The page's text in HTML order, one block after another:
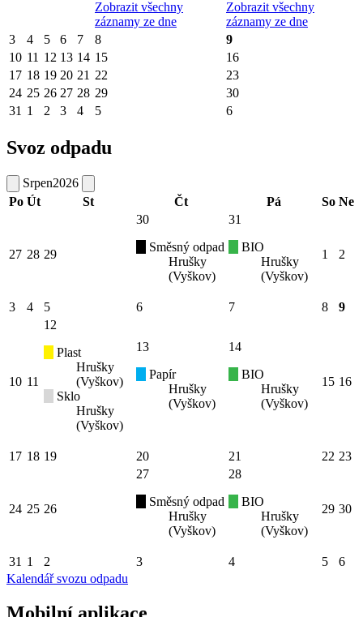
Zobrazit všechny
záznamy ze dne
Zobrazit všechny
záznamy ze dne
3
4 5 6 7 8
9
10 11 12 13 14 15
16
17 18 19 20 21 22
23
24 25 26 27 28 29
30
31 1 2 3 4 5 6
Svoz odpadu
Srpen2026
Po Út St Čt Pá So Ne
27 28 29
30
Směsný odpad
Hrušky
(Vyškov)
31
BIO
Hrušky
(Vyškov)
1 2
3 4 5 6 7 8 9
10 11
12
Plast
Hrušky
(Vyškov)
Sklo
Hrušky
(Vyškov)
13
Papír
Hrušky
(Vyškov)
14
BIO
Hrušky
(Vyškov)
15 16
17 18 19 20 21 22 23
24 25 26
27
Směsný odpad
Hrušky
(Vyškov)
28
BIO
Hrušky
(Vyškov)
29 30
31 1 2 3 4 5
6
Kalendář svozu odpadu